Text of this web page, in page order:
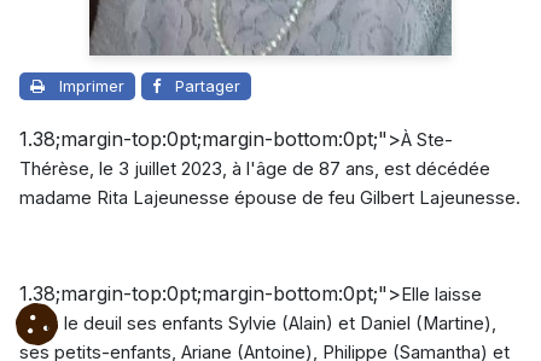
Imprimer Partager
1.38;margin-top:0pt;margin-bottom:0pt;">À Ste-
Thérèse, le 3 juillet 2023, à l'âge de 87 ans, est décédée
madame Rita Lajeunesse épouse de feu Gilbert Lajeunesse.
1.38;margin-top:0pt;margin-bottom:0pt;">Elle laisse
dans le deuil ses enfants Sylvie (Alain) et Daniel (Martine),
ses petits-enfants, Ariane (Antoine), Philippe (Samantha) et